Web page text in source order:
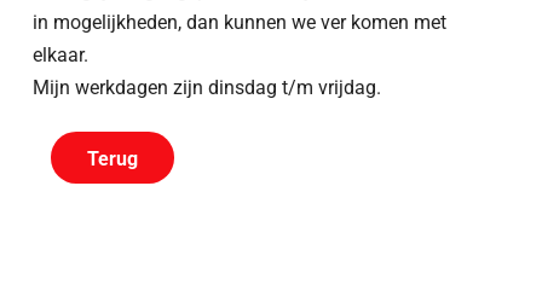
in mogelijkheden, dan kunnen we ver komen met
elkaar.
Mijn werkdagen zijn dinsdag t/m vrijdag.
Terug